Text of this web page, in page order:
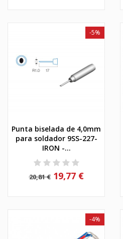
Punta biselada de 4,0mm
para soldador 9SS-227-
IRON -...
20,81 €
-5%
19,77 €
-4%